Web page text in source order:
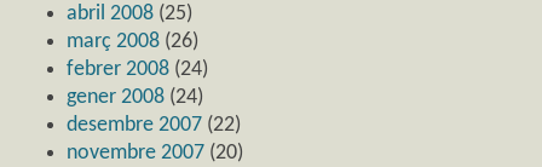
abril 2008 (25)
març 2008 (26)
febrer 2008 (24)
gener 2008 (24)
desembre 2007 (22)
novembre 2007 (20)